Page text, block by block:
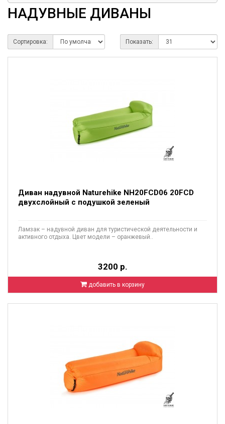
НАДУВНЫЕ ДИВАНЫ
Сортировка: Показать:
Диван надувной Naturehike NH20FCD06 20FCD
двухслойный с подушкой зеленый
Ламзак – надувной диван для туристической деятельности и
активного отдыха. Цвет модели – оранжевый..
3200 р.
добавить в корзину